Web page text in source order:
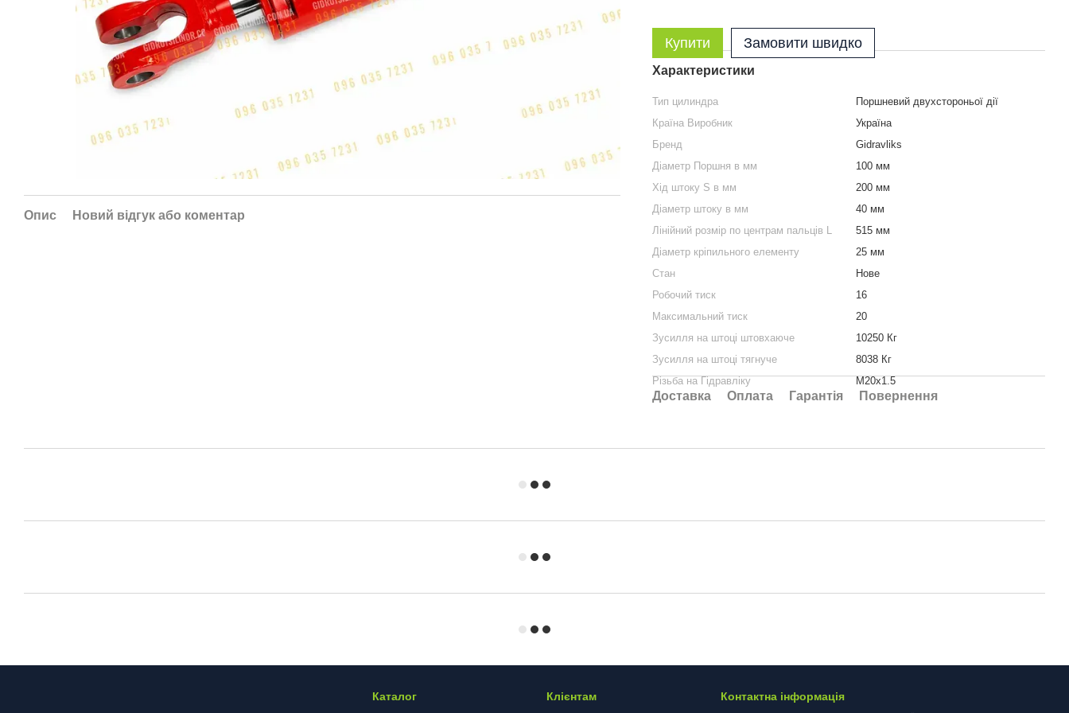
Опис Новий відгук або коментар
Купити Замовити швидко
Характеристики
Тип цилиндра
Поршневий двухстороньої дії
Країна Виробник
Україна
Бренд
Gidravliks
Діаметр Поршня в мм
100 мм
Хід штоку S в мм
200 мм
Діаметр штоку в мм
40 мм
Лінійний розмір по центрам пальців L
515 мм
Діаметр кріпильного елементу
25 мм
Стан
Нове
Робочий тиск
16
Максимальний тиск
20
Зусилля на штоці штовхаюче
10250 Кг
Зусилля на штоці тягнуче
8038 Кг
Різьба на Гідравліку
М20х1.5
Доставка Оплата Гарантія Повернення
Каталог Клієнтам Контактна інформація